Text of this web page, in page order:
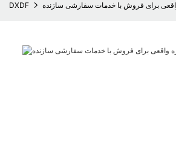
DXDF